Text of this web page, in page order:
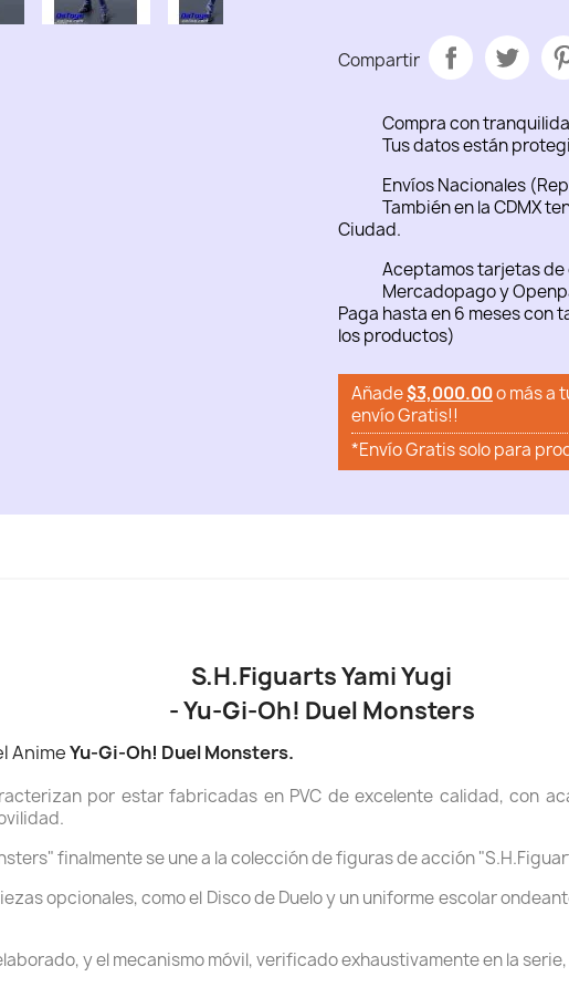
Compartir
Compra con
Tus datos están
Envíos Nacionales
También en la CDMX
Ciudad.
Aceptamos tarjetas
Mercadopago y
Paga hasta en 6 meses
los productos)
Añade$3,000.00o más a
envío Gratis!!
*Envío Gratis solo para
S.H.Figuarts Yami Yugi
- Yu-Gi-Oh! Duel Monsters
AnimeYu-Gi-Oh! Duel Monsters.
por estar fabricadas en PVC de excelente calidad, con
finalmente se une a la colección de figuras de acción
opcionales, como el Disco de Duelo y un uniforme escolar
y el mecanismo móvil, verificado exhaustivamente en la